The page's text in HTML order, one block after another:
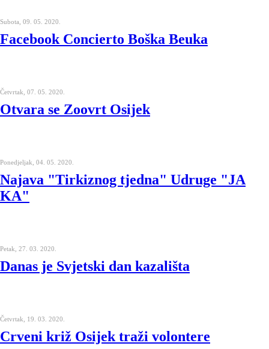
Subota, 09. 05. 2020.
Facebook Concierto Boška Beuka
Četvrtak, 07. 05. 2020.
Otvara se Zoovrt Osijek
Ponedjeljak, 04. 05. 2020.
Najava "Tirkiznog tjedna" Udruge "JA
KA"
Petak, 27. 03. 2020.
Danas je Svjetski dan kazališta
Četvrtak, 19. 03. 2020.
Crveni križ Osijek traži volontere